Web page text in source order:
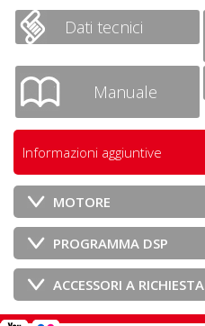
Dati tecnici
Manuale
Informazioni aggiuntive
MOTORE
PROGRAMMA DSP
ACCESSORI A RICHIESTA